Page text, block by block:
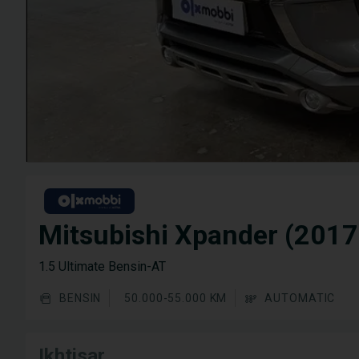
Mitsubishi Xpander
1.5 Ultimate Bensin-AT
BENSIN 50.000-55.000 KM AUTOMATIC